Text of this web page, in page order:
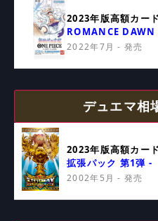
2023年版高額カード
ROMANCE DAWN
2022年7月 - 発売
デュエマ相
2023年版高額カード
拡張パック 第1弾 -
2002年5月 - 発売